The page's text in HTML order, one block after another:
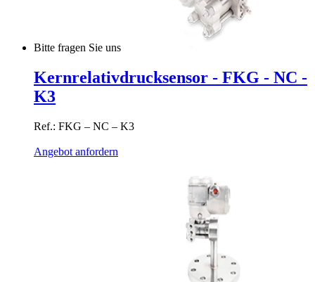
Bitte fragen Sie uns
Kernrelativdrucksensor - FKG - NC -
K3
Ref.: FKG – NC – K3
Angebot anfordern